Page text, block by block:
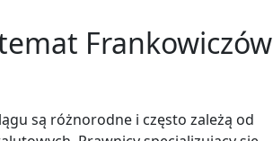
Frankowiczów
są różnorodne i często zależą od